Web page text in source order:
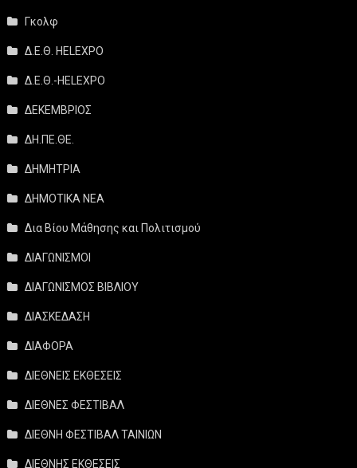
Γκολφ
Δ.Ε.Θ. HELEXPO
Δ.Ε.Θ.-HELEXPO
ΔΕΚΕΜΒΡΙΟΣ
ΔΗ.ΠΕ.ΘΕ.
ΔΗΜΗΤΡΙΑ
ΔΗΜΟΤΙΚΑ ΝΕΑ
Δια Βίου Μάθησης και Πολιτισμού
ΔΙΑΓΩΝΙΣΜΟΙ
ΔΙΑΓΩΝΙΣΜΟΣ ΒΙΒΛΙΟΥ
ΔΙΑΣΚΕΔΑΣΗ
ΔΙΑΦΟΡΑ
ΔΙΕΘΝΕΙΣ ΕΚΘΕΣΕΙΣ
ΔΙΕΘΝΕΣ ΦΕΣΤΙΒΑΛ
ΔΙΕΘΝΗ ΦΕΣΤΙΒΑΛ ΤΑΙΝΙΩΝ
ΔΙΕΘΝΗΣ ΕΚΘΕΣΕΙΣ